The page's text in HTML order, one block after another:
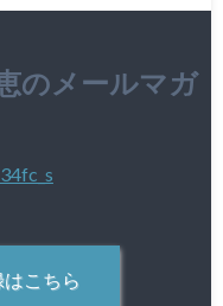
のメールマガ
こちら